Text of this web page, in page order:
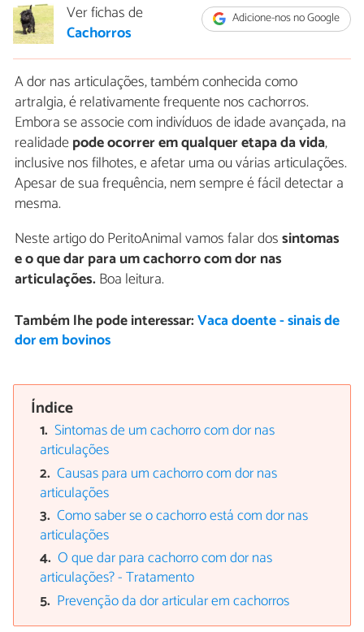
Adicione-nos no Google
Ver fichas de
Cachorros
A dor nas articulações, também conhecida como
artralgia, é relativamente frequente nos cachorros.
Embora se associe com indivíduos de idade avançada, na
realidadepode ocorrer em qualquer etapa da vida,
inclusive nos filhotes, e afetar uma ou várias articulações.
Apesar de sua frequência, nem sempre é fácil detectar a
mesma.
Neste artigo do PeritoAnimal vamos falar dossintomas
e o que dar para um cachorro com dor nas
articulações.Boa leitura.
Também lhe pode interessar:Vaca doente - sinais de
dor em bovinos
Índice
Sintomas de um cachorro com dor nas
articulações
Causas para um cachorro com dor nas
articulações
Como saber se o cachorro está com dor nas
articulações
O que dar para cachorro com dor nas
articulações? - Tratamento
Prevenção da dor articular em cachorros